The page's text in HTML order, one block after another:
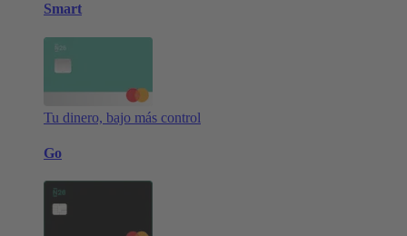
Smart
Tu dinero, bajo más control
Go